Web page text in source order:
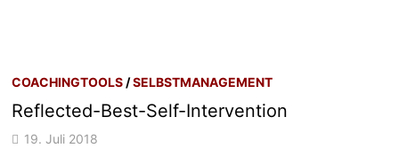
COACHINGTOOLS /SELBSTMANAGEMENT
Reflected-Best-Self-Intervention
19. Juli 2018